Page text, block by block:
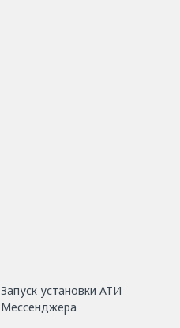
Запуск установки АТИ
Мессенджера